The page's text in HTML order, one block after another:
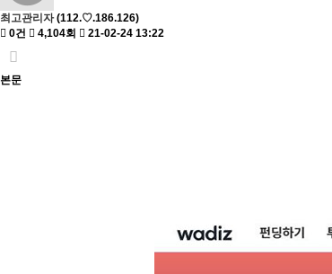
최고관리자(112.♡.186.126)
0건
4,104회 21-02-24 13:22
본문
▶타임
1) 오픈예정 페이지
2) 본 펀딩 오픈일 :
3) 프로젝트 종료